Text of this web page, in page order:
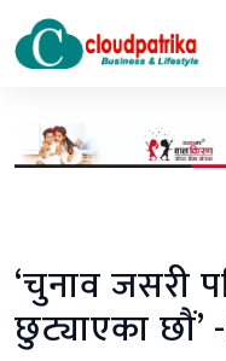
‘चुनाव जसरी
छुट्याएका छौं’ -